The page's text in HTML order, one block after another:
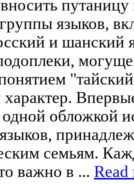
путаницу
языков,
и шанский
одной обложкой
семьям.
важно в ... Read